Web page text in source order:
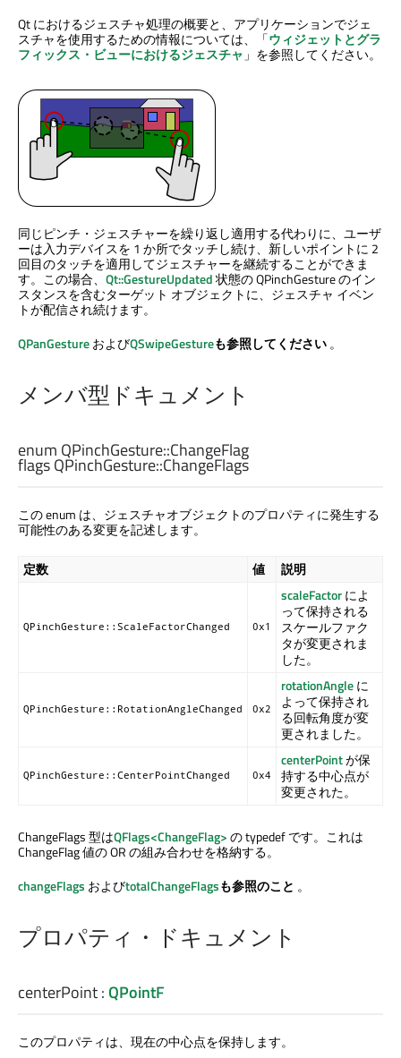
Qt におけるジェスチャ処理の概要と、アプリケーションでジェ
スチャを使用するための情報については、「ウィジェットとグラ
フィックス・ビューにおけるジェスチャ 」を参照してください。
同じピンチ・ジェスチャーを繰り返し適用する代わりに、ユーザ
ーは入力デバイスを 1 か所でタッチし続け、新しいポイントに 2
回目のタッチを適用してジェスチャーを継続することができま
す。この場合、 Qt::GestureUpdated状態の QPinchGesture のイン
スタンスを含むターゲット オブジェクトに、ジェスチャ イベン
トが配信され続けます。
QPanGestureおよびQSwipeGestureも参照してください。
メンバ型ドキュメント
enum QPinchGesture::ChangeFlag
flags QPinchGesture::ChangeFlags
この enum は、ジェスチャオブジェクトのプロパティに発生する
可能性のある変更を記述します。
定数 値 説明
QPinchGesture::ScaleFactorChanged 0x1
scaleFactorによ
って保持される
スケールファク
タが変更されま
した。
QPinchGesture::RotationAngleChanged 0x2
rotationAngleに
よって保持され
る回転角度が変
更されました。
QPinchGesture::CenterPointChanged 0x4
centerPointが保
持する中心点が
変更された。
ChangeFlags 型はQFlags<ChangeFlag>の typedef です。これは
ChangeFlag 値の OR の組み合わせを格納する。
changeFlags およびtotalChangeFlagsも参照のこと 。
プロパティ・ドキュメント
centerPoint:QPointF
このプロパティは、現在の中心点を保持します。